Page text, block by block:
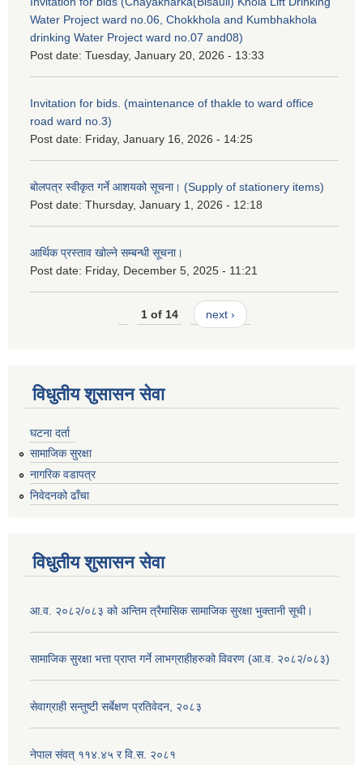
Water Project ward no.06, Chokkhola and Kumbhakhola
drinking Water Project ward no.07 and08)
Post date: Tuesday, January 20, 2026 - 13:33
Invitation for bids. (maintenance of thakle to ward office
road ward no.3)
Post date: Friday, January 16, 2026 - 14:25
बोलपत्र स्वीकृत गर्ने आशयको सूचना। (Supply of stationery items)
Post date: Thursday, January 1, 2026 - 12:18
आर्थिक प्रस्ताव खोल्ने सम्बन्धी सूचना।
Post date: Friday, December 5, 2025 - 11:21
1 of 14 next ›
विधुतीय शुसासन सेवा
घटना दर्ता
सामाजिक सुरक्षा
नागरिक वडापत्र
निवेदनको ढाँचा
विधुतीय शुसासन सेवा
आ.व. २०८२/०८३ को अन्तिम त्रैमासिक सामाजिक सुरक्षा भुक्तानी सूची।
सामाजिक सुरक्षा भत्ता प्राप्त गर्ने लाभग्राहीहरुको विवरण (आ.व. २०८२/०८३)
सेवाग्राही सन्तुष्टी सर्बेक्षण प्रतिवेदन, २०८३
नेपाल संवत् ११४.४५ र वि.स. २०८१